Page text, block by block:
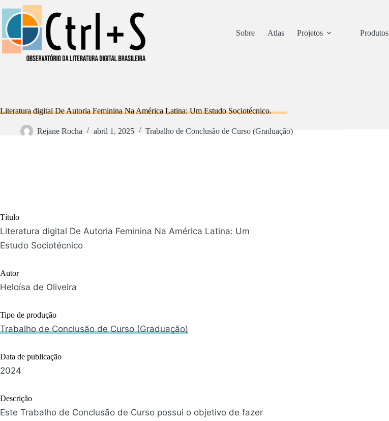
para
conteúdo
Sobre Atlas Projetos Produtos
Literatura digital De Autoria Feminina Na América Latina: Um Estudo Sociotécnico.
Rejane Rocha abril 1, 2025 Trabalho de Conclusão de Curso (Graduação)
Título
Literatura digital De Autoria Feminina Na América Latina: Um
Estudo Sociotécnico
Autor
Heloísa de Oliveira
Tipo de produção
Trabalho de Conclusão de Curso (Graduação)
Data de publicação
2024
Descrição
Este Trabalho de Conclusão de Curso possui o objetivo de fazer